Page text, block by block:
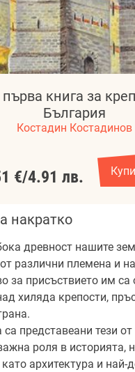
книга за
България
Костадин Костадинов
€/4.91 лв. Купи
накратко
древност нашите
различни племена и
за присъствието им са
хиляда крепости,
са представеани тези от
роля в историята,
като архитектура и най-